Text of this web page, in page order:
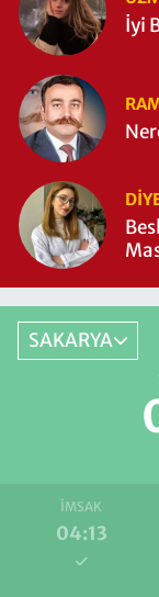
İyi
SAKARYA
İMSAK
04:13